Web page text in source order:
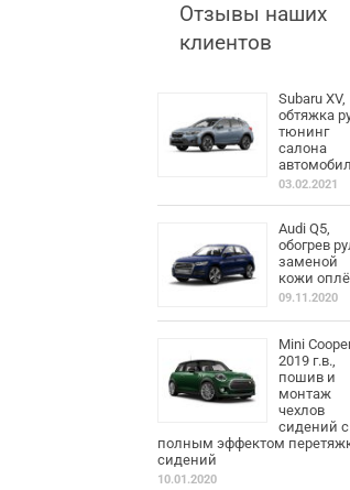
Отзывы наших
клиентов
Subaru XV,
обтяжка
тюнинг
салона
03.02.2021
Audi Q5,
обогрев
заменой
кожи
09.11.2020
Mini
2019 г.в.,
пошив и
монтаж
чехлов
сидений с
полным эффектом
сидений
10.01.2020